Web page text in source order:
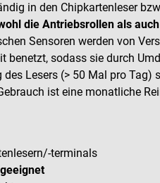
in den Chipkartenleser
die Antriebsrollen als
Sensoren werden von
sodass sie durch
Lesers (> 50 Mal pro Tag)
ist eine monatliche
terminals